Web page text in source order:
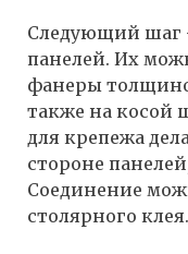
Следующий шаг
панелей. Их
фанеры
также на косой
для крепежа
стороне
Соединение
столярного клея.